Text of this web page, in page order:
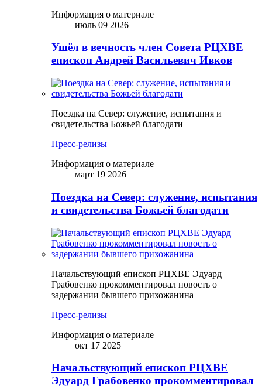
Информация о материале
июль 09 2026
Ушёл в вечность член Совета РЦХВЕ
епископ Андрей Васильевич Ивков
Поездка на Север: служение, испытания и
свидетельства Божьей благодати
Пресс-релизы
Информация о материале
март 19 2026
Поездка на Север: служение, испытания
и свидетельства Божьей благодати
Начальствующий епископ РЦХВЕ Эдуард
Грабовенко прокомментировал новость о
задержании бывшего прихожанина
Пресс-релизы
Информация о материале
окт 17 2025
Начальствующий епископ РЦХВЕ
Эдуард Грабовенко прокомментировал